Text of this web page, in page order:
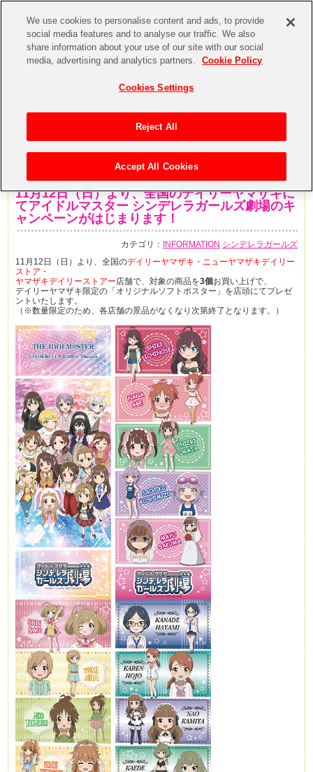
11月12日（日）より、全国のデイリーヤマザキに
てアイドルマスター シンデレラガールズ劇場のキ
ャンペーンがはじまります！
カテゴリ： INFORMATION シンデレラガールズ
11月12日（日）より、全国のデイリーヤマザキ・ニューヤマザキデイリー
ストア・
ヤマザキデイリーストアー店舗で、対象の商品を3個 お買い上げで、
デイリーヤマザキ限定の「オリジナルソフトポスター」を店頭にてプレゼ
ントいたします。
（※数量限定のため、各店舗の景品がなくなり次第終了となります。）
We use cookies to personalise content and ads, to provide
social media features and to analyse our traffic. We also
share information about your use of our site with our social
media, advertising and analytics partners.
Cookie Policy
Cookies Settings
Reject All
Accept All Cookies